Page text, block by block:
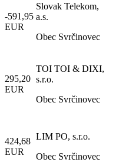
-591,95
EUR
Slovak Telekom,
a.s.
Obec Svrčinovec
295,20
EUR
TOI TOI & DIXI,
s.r.o.
Obec Svrčinovec
424,68
EUR
LIM PO, s.r.o.
Obec Svrčinovec